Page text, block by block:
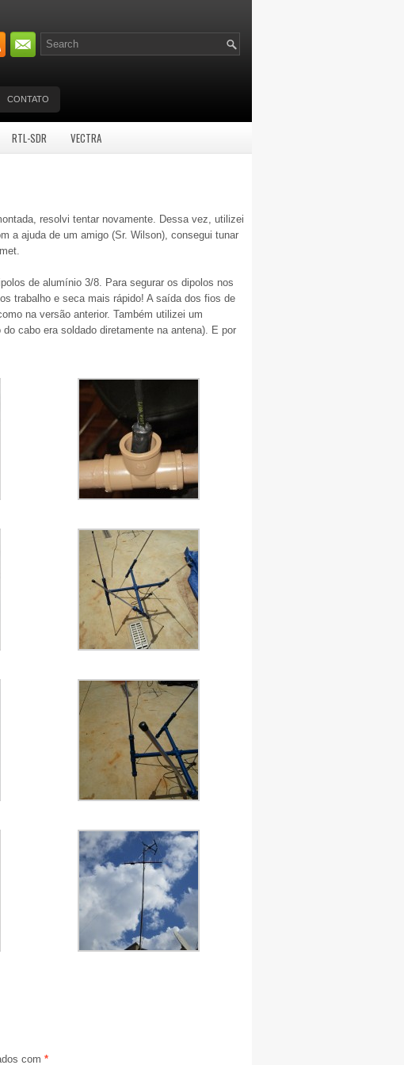
CONTATO
RTL-SDR VECTRA
resolvi tentar novamente. Dessa vez, utilizei
a ajuda de um amigo (Sr. Wilson), consegui tunar
de alumínio 3/8. Para segurar os dipolos nos
trabalho e seca mais rápido! A saída dos fios de
na versão anterior. Também utilizei um
cabo era soldado diretamente na antena). E por
com *